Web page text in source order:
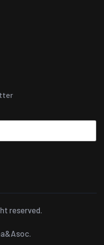
reserved.